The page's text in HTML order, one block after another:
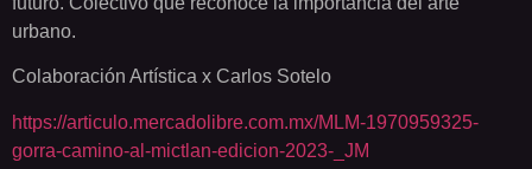
urbano.
Colaboración Artística x Carlos Sotelo
https://articulo.mercadolibre.com.mx/MLM-1970959325-
gorra-camino-al-mictlan-edicion-2023-_JM